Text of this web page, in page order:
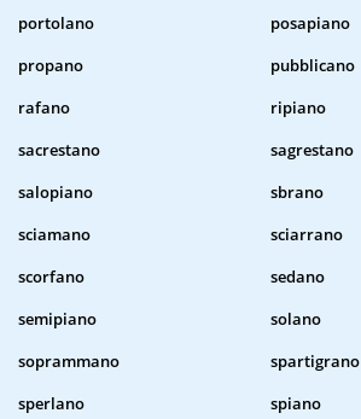
portolano
posapiano
propano
pubblicano
rafano
ripiano
sacrestano
sagrestano
salopiano
sbrano
sciamano
sciarrano
scorfano
sedano
semipiano
solano
soprammano
spartigrano
sperlano
spiano